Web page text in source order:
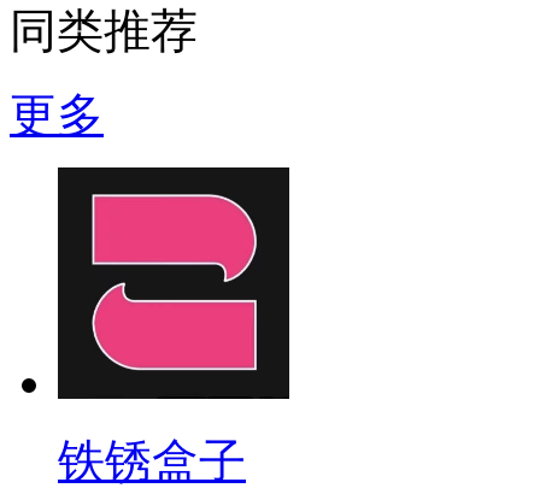
同类推荐
更多
铁锈盒子